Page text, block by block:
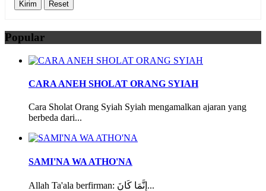
Popular
CARA ANEH SHOLAT ORANG SYIAH
Cara Sholat Orang Syiah Syiah mengamalkan ajaran yang
berbeda dari...
SAMI'NA WA ATHO'NA
Allah Ta'ala berfirman: إِنَّمَا كَانَ...